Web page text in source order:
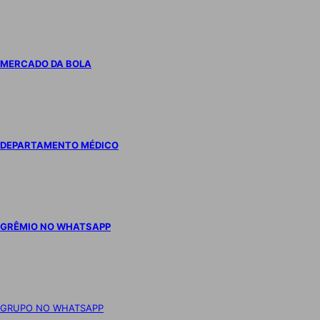
MERCADO DA BOLA
DEPARTAMENTO MÉDICO
GRÊMIO NO WHATSAPP
GRUPO NO WHATSAPP